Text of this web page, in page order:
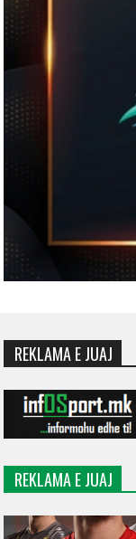
REKLAMA E JUAJ
REKLAMA E JUAJ